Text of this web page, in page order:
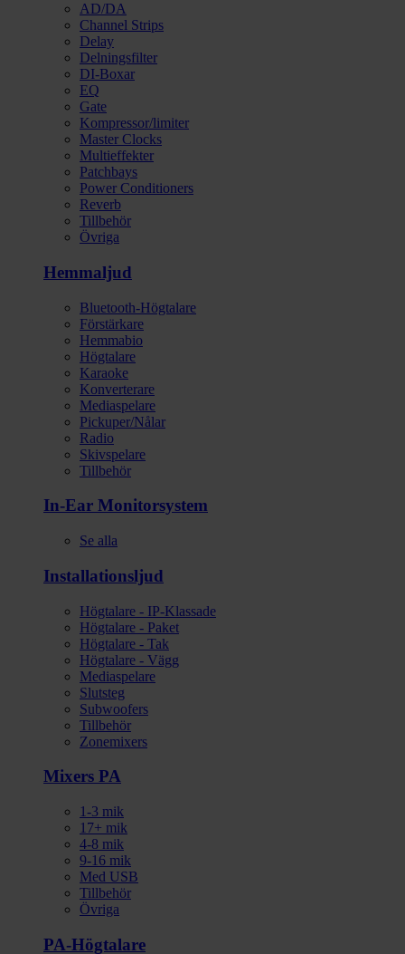
AD/DA
Channel Strips
Delay
Delningsfilter
DI-Boxar
EQ
Gate
Kompressor/limiter
Master Clocks
Multieffekter
Patchbays
Power Conditioners
Reverb
Tillbehör
Övriga
Hemmaljud
Bluetooth-Högtalare
Förstärkare
Hemmabio
Högtalare
Karaoke
Konverterare
Mediaspelare
Pickuper/Nålar
Radio
Skivspelare
Tillbehör
In-Ear Monitorsystem
Se alla
Installationsljud
Högtalare - IP-Klassade
Högtalare - Paket
Högtalare - Tak
Högtalare - Vägg
Mediaspelare
Slutsteg
Subwoofers
Tillbehör
Zonemixers
Mixers PA
1-3 mik
17+ mik
4-8 mik
9-16 mik
Med USB
Tillbehör
Övriga
PA-Högtalare